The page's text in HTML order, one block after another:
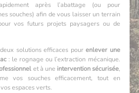
après l’abattage (ou pour
souches) afin de vous laisser un terrain
vos futurs projets paysagers ou de
solutions efficaces pourenlever une
: le rognage ou l’extraction mécanique.
et à une intervention sécurisée,
vos souches efficacement, tout en
espaces verts.